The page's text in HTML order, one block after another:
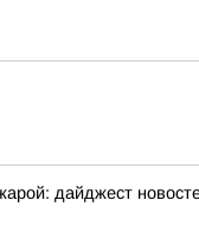
дайджест